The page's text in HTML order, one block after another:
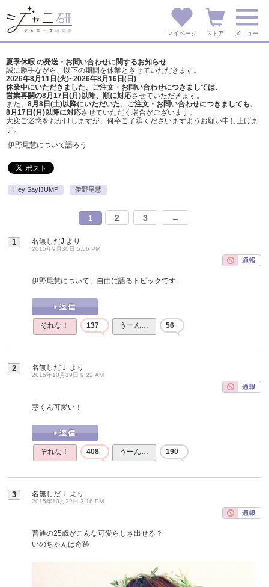
マイページ ストア メニュー
夏季休暇 の発送・お問い合わせに関するお知らせ
誠に勝手ながら、以下の期間を休業とさせていただきます。
2026年8月11日(火)~2026年8月16日(日)
休業中にいただきました、ご注文・お問い合わせにつきましては、
営業再開の8月17日(月)以降、順に対応させていただきます。
また、 8月8日(土)以降にいただいた、ご注文・ お問い合わせにつきましても、
8月17日(月)以降に対応させていただく場合がございます。
大変ご迷惑をおかけしますが、 何卒ご了承くださいますようお願い申し上げま
す。
伊野尾慧について語ろう
Hey!Say!JUMP 伊野尾慧
1 2 3 →
1 名無しだJ より
2015年9月30日 5:56 PM
伊野尾慧について、自由に語るトピックです。
それな！ 137 うーん… 56
2 名無しだＪ より
2015年10月19日 9:22 AM
慧くん可愛い！
それな！ 408 うーん… 190
3 名無しだＪ より
2015年10月22日 3:16 PM
普通の25歳がこんな可愛らしさ出せる？
いのちゃんは奇跡